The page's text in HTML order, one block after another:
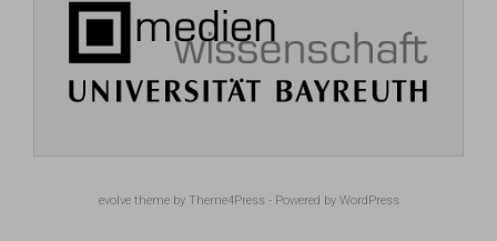
evolvetheme by Theme4Press - Powered by WordPress